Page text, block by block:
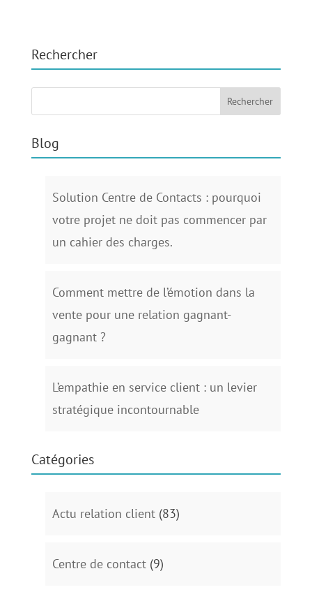
Rechercher
Blog
Solution Centre de Contacts : pourquoi
votre projet ne doit pas commencer par
un cahier des charges.
Comment mettre de l’émotion dans la
vente pour une relation gagnant-
gagnant ?
L’empathie en service client : un levier
stratégique incontournable
Catégories
Actu relation client(83)
Centre de contact(9)